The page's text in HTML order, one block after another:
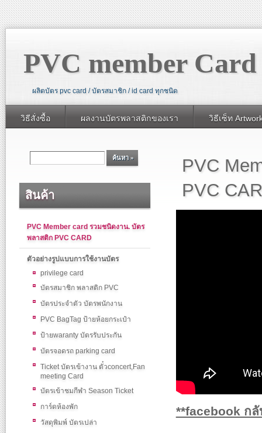
PVC member
ผลิตบัตร pvc card / บัตรสมาชิก / id card ทุกชนิด
วิธีสั่งซื้อ ผลงานบัตรพลาสติกของเรา วิธีเซ็ท
สินค้า
PVC Member card รวมชนิดงาน. บัตร
พลาสติก PVC CARD
ตัวอย่างรูปแบบการใช้งานบัตร
privilege card
บัตรสมาชิก พลาสติก PVC
บัตรประจำตัว บัตรพนักงาน
PVC BagTag ป้ายห้อยกระเป๋า
ป้ายwaranty บัตรรับประกัน
บัตรจอดรถ parking card
Ticket บัตรเข้างาน ตั๋วconcert,Fan
meeting Card
บัตรเข้าชมกีฬา Season Ticket
การ์ดห้องพัก
วัสดุพิมพ์ บัตรเปล่า
PVC
PVC
**facebook ก